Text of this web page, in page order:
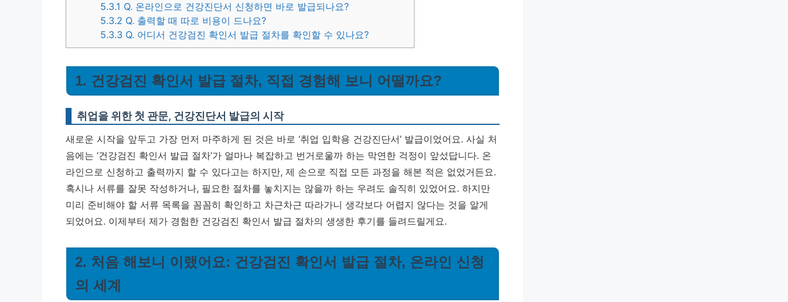
5.3.1 Q. 온라인으로 건강진단서 신청하면 바로 발급되나요?
5.3.2 Q. 출력할 때 따로 비용이 드나요?
5.3.3 Q. 어디서 건강검진 확인서 발급 절차를 확인할 수 있나요?
1. 건강검진 확인서 발급 절차, 직접 경험해 보니 어떨까요?
취업을 위한 첫 관문, 건강진단서 발급의 시작
새로운 시작을 앞두고 가장 먼저 마주하게 된 것은 바로 ‘취업 입학용 건강진단서’ 발급이었어요. 사실 처
음에는 ‘건강검진 확인서 발급 절차’가 얼마나 복잡하고 번거로울까 하는 막연한 걱정이 앞섰답니다. 온
라인으로 신청하고 출력까지 할 수 있다고는 하지만, 제 손으로 직접 모든 과정을 해본 적은 없었거든요.
혹시나 서류를 잘못 작성하거나, 필요한 절차를 놓치지는 않을까 하는 우려도 솔직히 있었어요. 하지만
미리 준비해야 할 서류 목록을 꼼꼼히 확인하고 차근차근 따라가니 생각보다 어렵지 않다는 것을 알게
되었어요. 이제부터 제가 경험한 건강검진 확인서 발급 절차의 생생한 후기를 들려드릴게요.
2. 처음 해보니 이랬어요: 건강검진 확인서 발급 절차, 온라인 신청
의 세계